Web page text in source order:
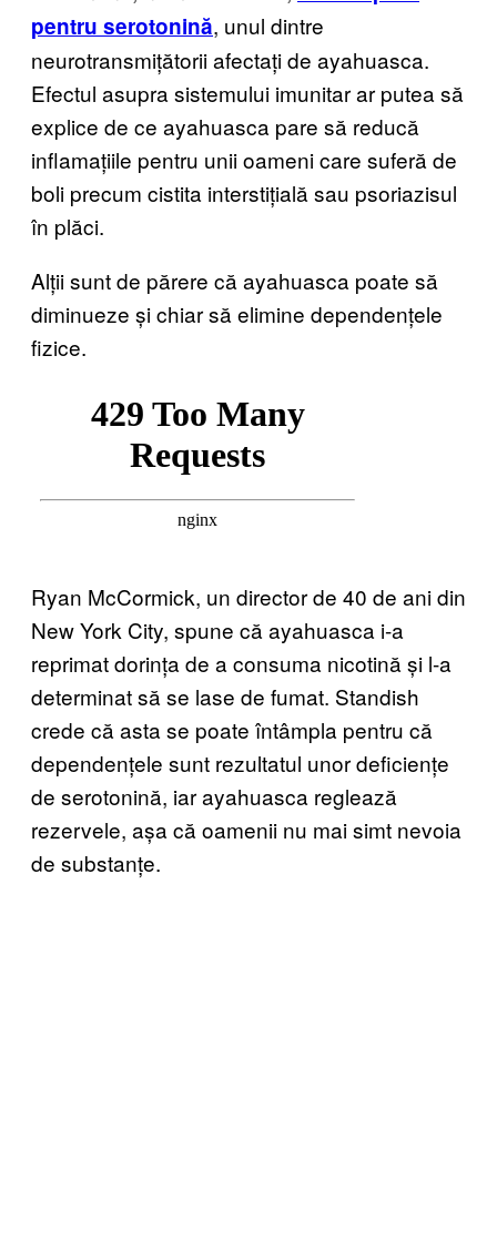
pentru serotonină, unul dintre
neurotransmițătorii afectați de ayahuasca.
Efectul asupra sistemului imunitar ar putea să
explice de ce ayahuasca pare să reducă
inflamațiile pentru unii oameni care suferă de
boli precum cistita interstițială sau psoriazisul
în plăci.
Alții sunt de părere că ayahuasca poate să
diminueze și chiar să elimine dependențele
fizice.
Ryan McCormick, un director de 40 de ani din
New York City, spune că ayahuasca i-a
reprimat dorința de a consuma nicotină și l-a
determinat să se lase de fumat. Standish
crede că asta se poate întâmpla pentru că
dependențele sunt rezultatul unor deficiențe
de serotonină, iar ayahuasca reglează
rezervele, așa că oamenii nu mai simt nevoia
de substanțe.